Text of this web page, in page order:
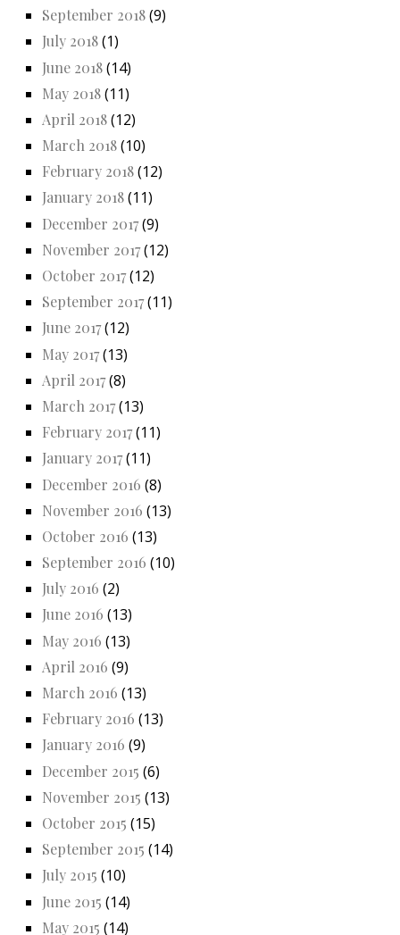
September 2018(9)
July 2018(1)
June 2018(14)
May 2018(11)
April 2018(12)
March 2018(10)
February 2018(12)
January 2018(11)
December 2017(9)
November 2017(12)
October 2017(12)
September 2017(11)
June 2017(12)
May 2017(13)
April 2017(8)
March 2017(13)
February 2017(11)
January 2017(11)
December 2016 (8)
November 2016 (13)
October 2016 (13)
September 2016 (10)
July 2016 (2)
June 2016 (13)
May 2016 (13)
April 2016 (9)
March 2016 (13)
February 2016 (13)
January 2016 (9)
December 2015 (6)
November 2015 (13)
October 2015 (15)
September 2015 (14)
July 2015 (10)
June 2015 (14)
May 2015 (14)